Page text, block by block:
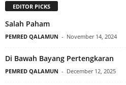
EDITOR PICKS
Salah Paham
PEMRED QALAMUN - November 14, 2024
Di Bawah Bayang Pertengkaran
PEMRED QALAMUN - December 12, 2025